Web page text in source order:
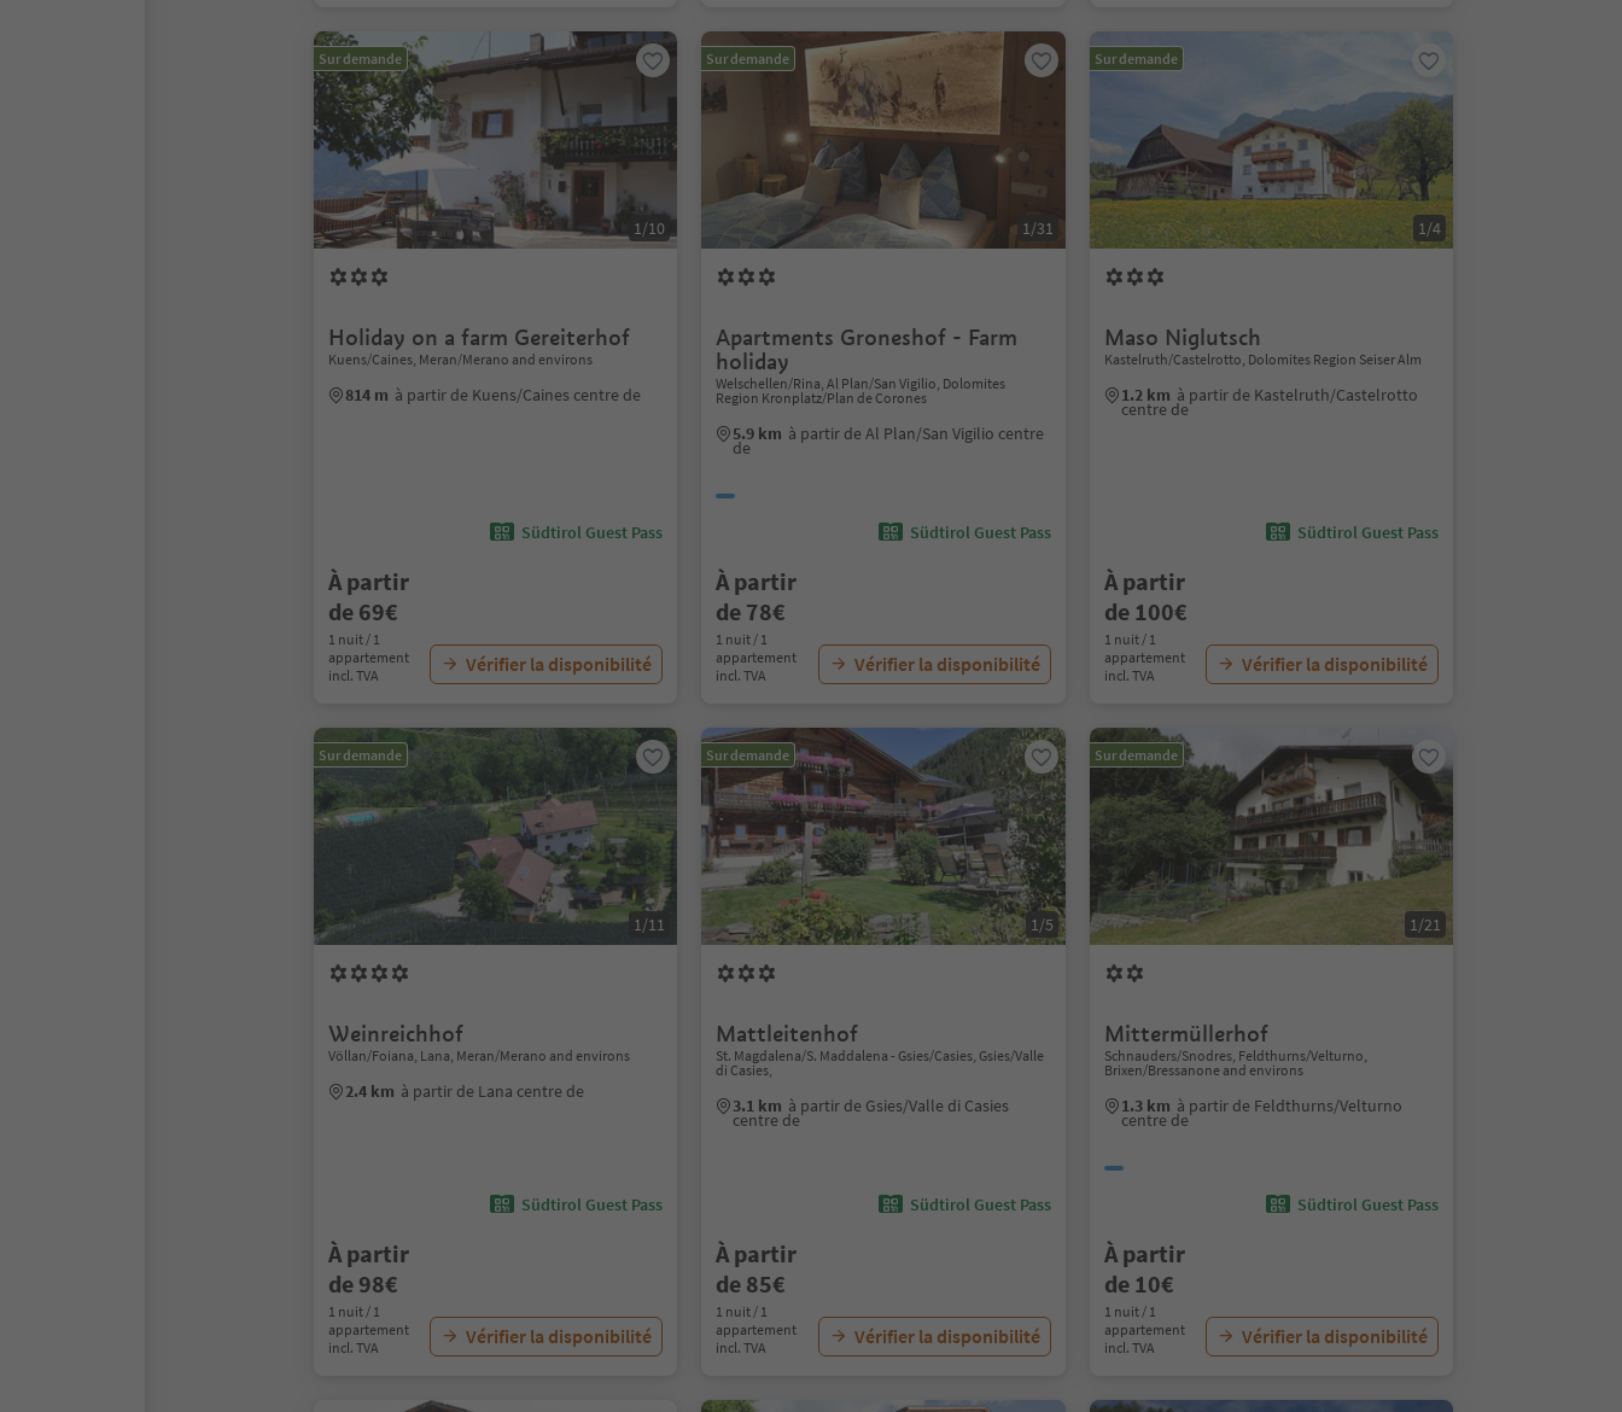
Sur demande
1/10
Holiday on a farm Gereiterhof
Kuens/Caines, Meran/Merano and environs
814 m à partir de Kuens/Caines centre de
Südtirol Guest Pass
À partir
de 69€
1 nuit / 1
appartement
incl. TVA
Vérifier la disponibilité
Sur demande
1/31
Apartments Groneshof - Farm
holiday
Welschellen/Rina, Al Plan/San Vigilio, Dolomites
Region Kronplatz/Plan de Corones
5.9 km à partir de Al Plan/San Vigilio centre
de
Südtirol Guest Pass
À partir
de 78€
1 nuit / 1
appartement
incl. TVA
Vérifier la disponibilité
Sur demande
1/4
Maso Niglutsch
Kastelruth/Castelrotto, Dolomites Region Seiser Alm
1.2 km à partir de Kastelruth/Castelrotto
centre de
Südtirol Guest Pass
À partir
de 100€
1 nuit / 1
appartement
incl. TVA
Vérifier la disponibilité
Sur demande
1/11
Weinreichhof
Völlan/Foiana, Lana, Meran/Merano and environs
2.4 km à partir de Lana centre de
Südtirol Guest Pass
À partir
de 98€
1 nuit / 1
appartement
incl. TVA
Vérifier la disponibilité
Sur demande
1/5
Mattleitenhof
St. Magdalena/S. Maddalena - Gsies/Casies, Gsies/Valle
di Casies,
3.1 km à partir de Gsies/Valle di Casies
centre de
Südtirol Guest Pass
À partir
de 85€
1 nuit / 1
appartement
incl. TVA
Vérifier la disponibilité
Sur demande
1/21
Mittermüllerhof
Schnauders/Snodres, Feldthurns/Velturno,
Brixen/Bressanone and environs
1.3 km à partir de Feldthurns/Velturno
centre de
Südtirol Guest Pass
À partir
de 10€
1 nuit / 1
appartement
incl. TVA
Vérifier la disponibilité